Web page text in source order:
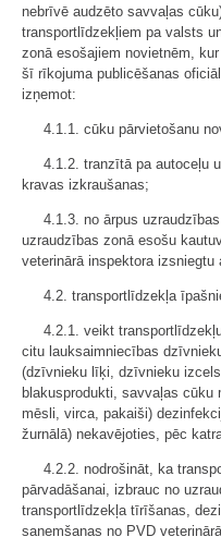
nebrīvē audzēto savvaļas
transportlīdzekļiem pa valsts
zonā esošajiem novietnēm,
šī rīkojuma publicēšanas
izņemot:
4.1.1. cūku pārvietošanu
4.1.2. tranzītā pa autoceļu
kravas izkraušanas;
4.1.3. no ārpus
uzraudzības zonā esošu
veterinārā inspektora izsniegtu
4.2. transportlīdzekļa
4.2.1. veikt
citu lauksaimniecības
(dzīvnieku līķi, dzīvnieku
blakusprodukti, savvaļas
mēsli, virca, pakaiši)
žurnālā) nekavējoties, pēc
4.2.2. nodrošināt, ka
pārvadāšanai, izbrauc no
transportlīdzekļa tīrīšanas,
saņemšanas no PVD